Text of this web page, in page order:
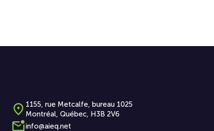
1155, rue Metcalfe, bureau 1025
Montréal, Québec, H3B 2V6
info@aieq.net